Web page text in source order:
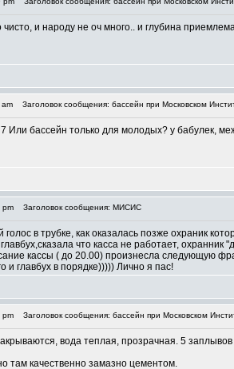
и народу не оч много.. и глубина
Заголовок сообщения: бассейн при Московском
Или бассейн только для молодых? у бабулек,
pm Заголовок сообщения: МИСИС
в трубке, как оказалась позже охраник
что касса не работает,
кассы ( до 20.00) произнесла следующую
и главбух в порядке))))) Лично я пас!
pm Заголовок сообщения: бассейн при Московском
вода теплая, прозрачная. 5
там качественно замазно цементом.